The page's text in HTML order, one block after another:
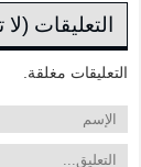
التعليقات
التعليقات مغلقة.